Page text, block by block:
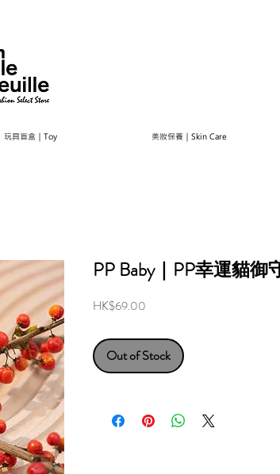
玩具盲盒｜Toy 美妝保養｜Skin Care
PP Baby｜PP幸運貓御
HK$69.00
Out of Stock